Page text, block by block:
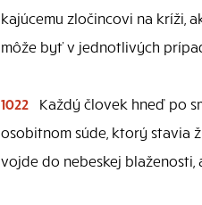
kajúcemu zločincovi na kríži,
môže byť v jednotlivých
1022 Každý človek hneď po
osobitnom súde, ktorý stavia
vojde do nebeskej blaženosti,